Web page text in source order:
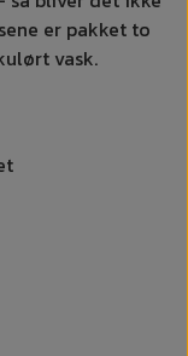
er pakket to
vask.
- se